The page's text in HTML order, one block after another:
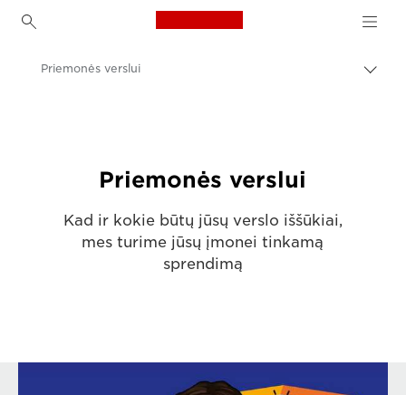
Canon Logo, back to
Priemonės verslui
Priemonės verslui
Kad ir kokie būtų jūsų verslo iššūkiai,
mes turime jūsų įmonei tinkamą
sprendimą